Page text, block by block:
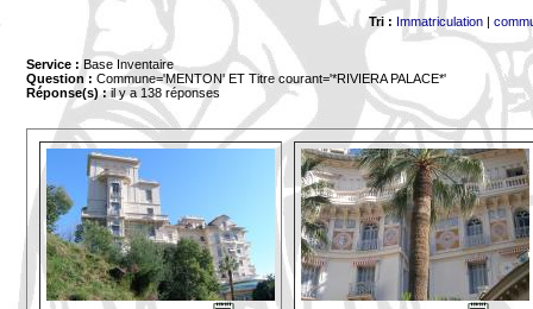
Tri : Immatriculation|
Service : Base Inventaire
Question : Commune='MENTON' ET Titre courant='*RIVIERA PALACE*'
Réponse(s) :il y a 138 réponses